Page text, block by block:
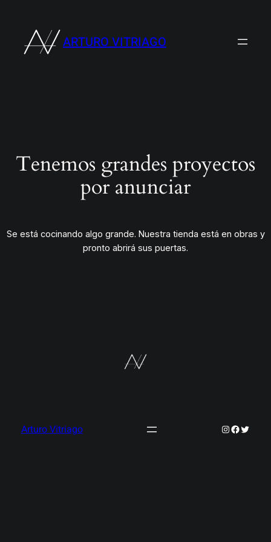
ARTURO VITRIAGO
Tenemos grandes proyectos
por anunciar
Se está cocinando algo grande. Nuestra tienda está en obras y
pronto abrirá sus puertas.
Arturo Vitriago Instagram
Twitter